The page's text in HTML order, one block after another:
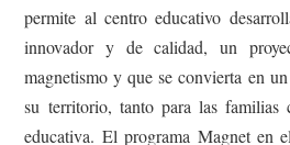
permite al centro educativo
innovador y de calidad, un
magnetismo y que se convierta en
su territorio, tanto para las familias
educativa. El programa Magnet en